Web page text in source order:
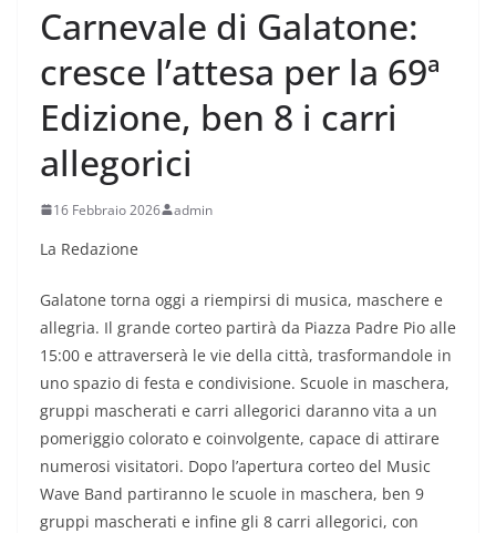
Carnevale di Galatone:
cresce l’attesa per la 69ª
Edizione, ben 8 i carri
allegorici
16 Febbraio 2026 admin
La Redazione
Galatone torna oggi a riempirsi di musica, maschere e
allegria. Il grande corteo partirà da Piazza Padre Pio alle
15:00 e attraverserà le vie della città, trasformandole in
uno spazio di festa e condivisione. Scuole in maschera,
gruppi mascherati e carri allegorici daranno vita a un
pomeriggio colorato e coinvolgente, capace di attirare
numerosi visitatori. Dopo l’apertura corteo del Music
Wave Band partiranno le scuole in maschera, ben 9
gruppi mascherati e infine gli 8 carri allegorici, con